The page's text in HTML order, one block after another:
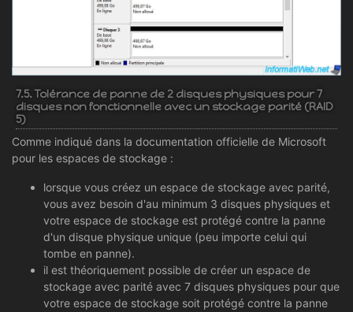
7.5. Tolérance de panne de 2 disques physiques pour 7
disques non fonctionnelle avec un stockage parité (RAID
5)
Comme indiqué dans la documentation officielle de Microsoft
pour les espaces de stockage :
lorsque vous créez un espace de stockage avec parité,
vous avez besoin d'au minimum 3 disques physiques et
votre espace de stockage est protégé contre la panne
d'un disque physique unique (peu importe celui qui
tombe en panne).
il est théoriquement possible de créer un espace de
stockage avec parité avec 7 disques physiques pour que
votre espace de stockage soit protégé contre la panne